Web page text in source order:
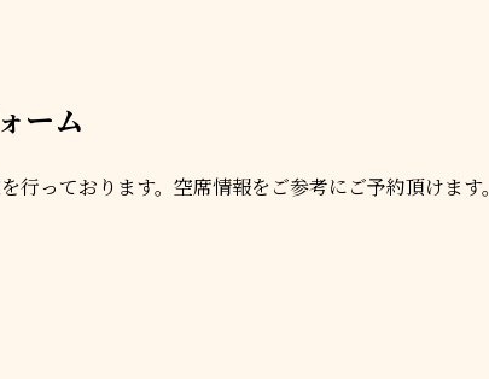
ーム
っております。空席情報をご参考にご予約頂けます。